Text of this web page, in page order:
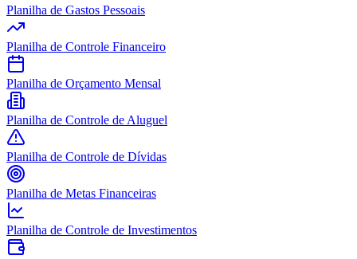
Planilha de Gastos Pessoais
Planilha de Controle Financeiro
Planilha de Orçamento Mensal
Planilha de Controle de Aluguel
Planilha de Controle de Dívidas
Planilha de Metas Financeiras
Planilha de Controle de Investimentos